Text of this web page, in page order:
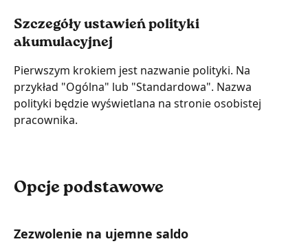
Szczegóły ustawień polityki
akumulacyjnej
Pierwszym krokiem jest nazwanie polityki. Na
przykład "Ogólna" lub "Standardowa". Nazwa
polityki będzie wyświetlana na stronie osobistej
pracownika.
Opcje podstawowe
Zezwolenie na ujemne saldo